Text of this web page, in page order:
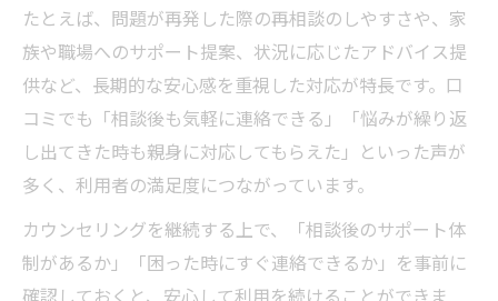
たとえば、問題が再発した際の再相談のしやすさや、家
族や職場へのサポート提案、状況に応じたアドバイス提
供など、長期的な安心感を重視した対応が特長です。口
コミでも「相談後も気軽に連絡できる」「悩みが繰り返
し出てきた時も親身に対応してもらえた」といった声が
多く、利用者の満足度につながっています。
カウンセリングを継続する上で、「相談後のサポート体
制があるか」「困った時にすぐ連絡できるか」を事前に